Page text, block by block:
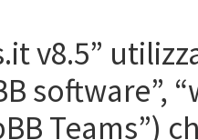
v8.5”
software”,
Teams”)